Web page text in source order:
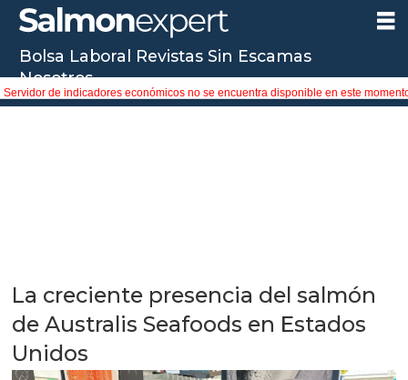
La creciente presencia del salmón
de Australis Seafoods en Estados
Unidos
Bolsa Laboral Revistas Sin Escamas
Nosotros
Servidor de indicadores económicos no se encuentra disponible en este